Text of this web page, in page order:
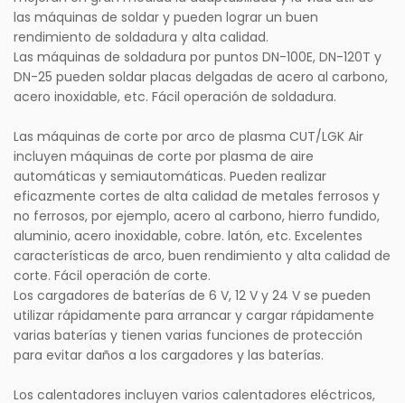
las máquinas de soldar y pueden lograr un buen
rendimiento de soldadura y alta calidad.
Las máquinas de soldadura por puntos DN-100E, DN-120T y
DN-25 pueden soldar placas delgadas de acero al carbono,
acero inoxidable, etc. Fácil operación de soldadura.
Las máquinas de corte por arco de plasma CUT/LGK Air
incluyen máquinas de corte por plasma de aire
automáticas y semiautomáticas. Pueden realizar
eficazmente cortes de alta calidad de metales ferrosos y
no ferrosos, por ejemplo, acero al carbono, hierro fundido,
aluminio, acero inoxidable, cobre. latón, etc. Excelentes
características de arco, buen rendimiento y alta calidad de
corte. Fácil operación de corte.
Los cargadores de baterías de 6 V, 12 V y 24 V se pueden
utilizar rápidamente para arrancar y cargar rápidamente
varias baterías y tienen varias funciones de protección
para evitar daños a los cargadores y las baterías.
Los calentadores incluyen varios calentadores eléctricos,